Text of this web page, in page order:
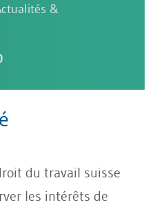
&
du travail suisse
les intérêts de